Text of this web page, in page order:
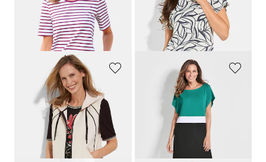
Laagste prijs van de afgelopen 30
dagen**: 59,95 € (-10%)
BARBARA LEBEK
99,95 €
Laagste prijs van de afgelopen 30
dagen**: 69,97 € (-28%)
59,95 €
Laagste prijs van de afgelopen 30
dagen**: 59,95 €
(-30%)